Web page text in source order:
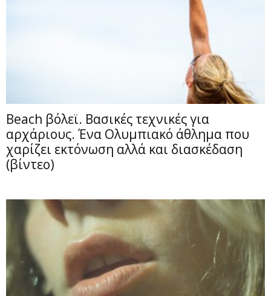
Beach βόλεϊ. Βασικές τεχνικές για
αρχάριους. Ένα Ολυμπιακό άθλημα που
χαρίζει εκτόνωση αλλά και διασκέδαση
(βίντεο)